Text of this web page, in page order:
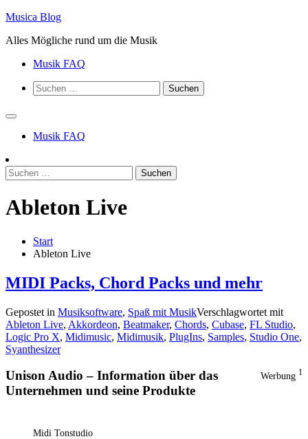
Zum
springen
Musica Blog
Alles Mögliche rund um die Musik
Musik FAQ
Suchen
nach:
Musik FAQ
Suchen
nach:
Ableton Live
Start
Ableton Live
MIDI Packs, Chord Packs und mehr
Gepostet in Musiksoftware, Spaß mit MusikVerschlagwortet mit
Ableton Live, Akkordeon, Beatmaker, Chords, Cubase, FL Studio,
Logic Pro X, Midimusic, Midimusik, PlugIns, Samples, Studio One,
Syanthesizer
Werbung 1
Unison Audio – Information über das
Unternehmen und seine Produkte
Midi Tonstudio